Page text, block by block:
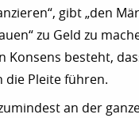
gibt „den
zu Geld zu
Konsens besteht,
die Pleite führen.
an der